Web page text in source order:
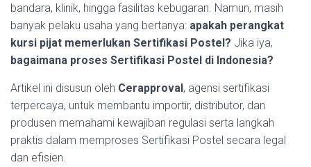
bandara, klinik, hingga fasilitas kebugaran. Namun, masih
banyak pelaku usaha yang bertanya: apakah perangkat
kursi pijat memerlukan Sertifikasi Postel? Jika iya,
bagaimana proses Sertifikasi Postel di Indonesia?
Artikel ini disusun oleh Cerapproval, agensi sertifikasi
terpercaya, untuk membantu importir, distributor, dan
produsen memahami kewajiban regulasi serta langkah
praktis dalam memproses Sertifikasi Postel secara legal
dan efisien.